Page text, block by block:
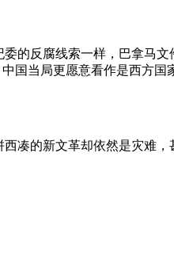
的反腐线索一样，巴拿马
国当局更愿意看作是西方国
凑的新文革却依然是灾难